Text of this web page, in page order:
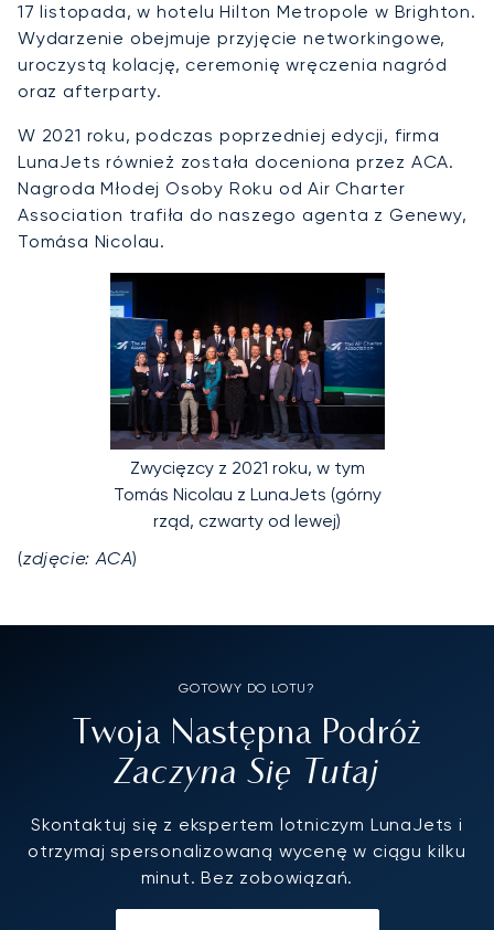
17 listopada, w hotelu Hilton Metropole w Brighton.
Wydarzenie obejmuje przyjęcie networkingowe,
uroczystą kolację, ceremonię wręczenia nagród
oraz afterparty.
W 2021 roku, podczas poprzedniej edycji, firma
LunaJets również została doceniona przez ACA.
Nagroda Młodej Osoby Roku od Air Charter
Association trafiła do naszego agenta z Genewy,
Tomása Nicolau.
Zwycięzcy z 2021 roku, w tym
Tomás Nicolau z LunaJets (górny
rząd, czwarty od lewej)
(zdjęcie: ACA)
GOTOWY DO LOTU?
Twoja Następna Podróż
Zaczyna Się Tutaj
Skontaktuj się z ekspertem lotniczym LunaJets i
otrzymaj spersonalizowaną wycenę w ciągu kilku
minut. Bez zobowiązań.